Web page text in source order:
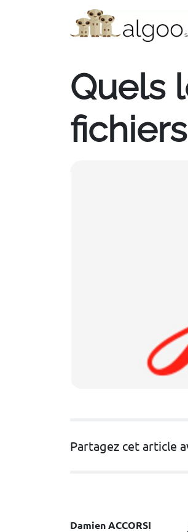
Quels
Partagez cet article
Damien ACCORSI